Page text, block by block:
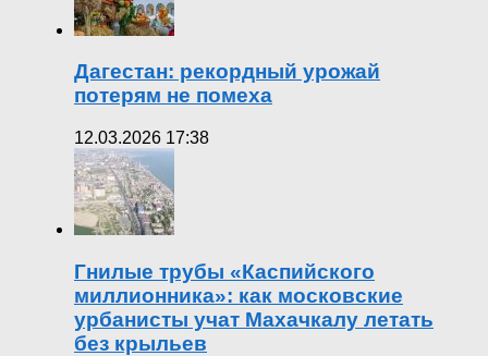
Дагестан: рекордный урожай
потерям не помеха
12.03.2026 17:38
Гнилые трубы «Каспийского
миллионника»: как московские
урбанисты учат Махачкалу летать
без крыльев